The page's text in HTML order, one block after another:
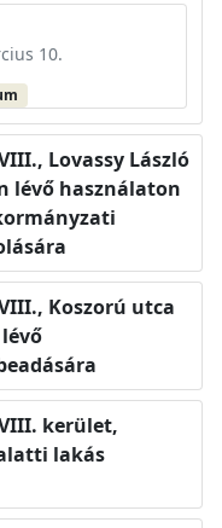
10.
Lovassy László
lévő használaton
Koszorú utca
kerület,
lakás